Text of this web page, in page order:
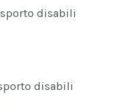
disabili
disabili